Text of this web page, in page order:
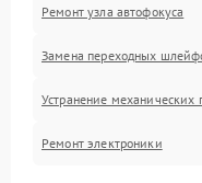
Ремонт узла автофокуса
Замена переходных
Устранение механических
Ремонт электроники